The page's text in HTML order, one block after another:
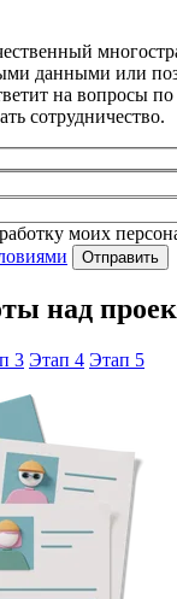
данными или
на вопросы по
сотрудничество.
моих
Отправить
над
3 Этап 4 Этап 5